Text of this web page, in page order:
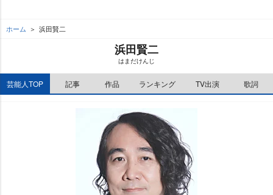
ホーム 浜田賢二
浜田賢二
はまだけんじ
芸能人TOP 記事 作品 ランキング TV出演 歌詞